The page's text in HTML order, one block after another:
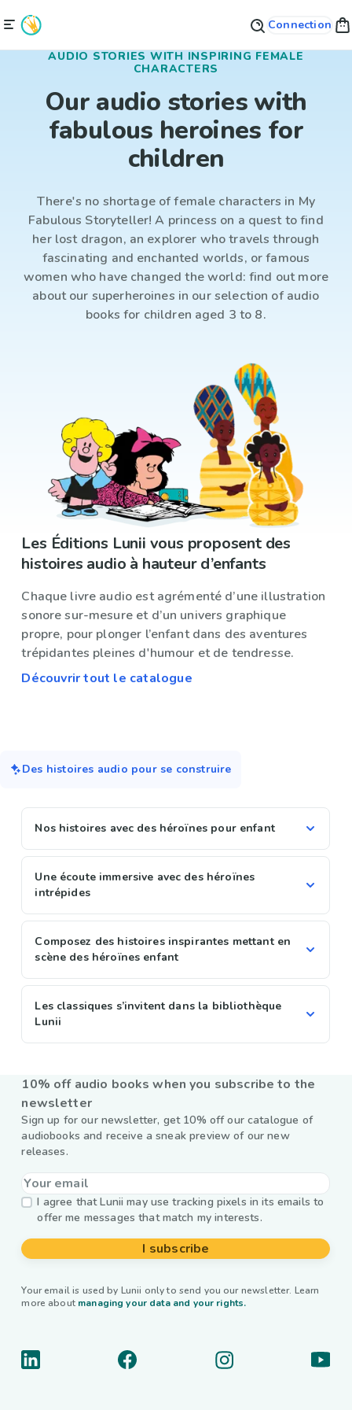
Connection
AUDIO STORIES WITH INSPIRING FEMALE
CHARACTERS
Our audio stories with
fabulous heroines for
children
There's no shortage of female characters in My
Fabulous Storyteller! A princess on a quest to find
her lost dragon, an explorer who travels through
fascinating and enchanted worlds, or famous
women who have changed the world: find out more
about our superheroines in our selection of audio
books for children aged 3 to 8.
Les Éditions Lunii vous proposent des
histoires audio à hauteur d’enfants
Chaque livre audio est agrémenté d’une illustration
sonore sur-mesure et d’un univers graphique
propre, pour plonger l’enfant dans des aventures
trépidantes pleines d'humour et de tendresse.
Découvrir tout le catalogue
Des histoires audio pour se construire
Nos histoires avec des héroïnes pour enfant
Une écoute immersive avec des héroïnes
intrépides
Composez des histoires inspirantes mettant en
scène des héroïnes enfant
Les classiques s’invitent dans la bibliothèque
Lunii
10% off audio books when you subscribe to the
newsletter
Sign up for our newsletter, get 10% off our catalogue of
audiobooks and receive a sneak preview of our new
releases.
I agree that Lunii may use tracking pixels in its emails to
offer me messages that match my interests.
I subscribe
Your email is used by Lunii only to send you our newsletter. Learn
more about managing your data and your rights.